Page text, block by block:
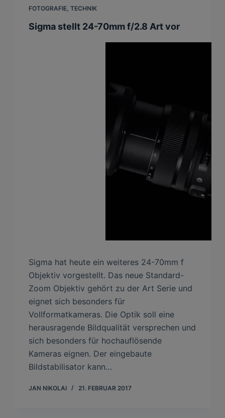
FOTOGRAFIE, TECHNIK
Sigma stellt 24-70mm f/2.8 Art vor
Sigma hat heute ein weiteres 24-70mm f
Objektiv vorgestellt. Das neue Standard-
Zoom Objektiv gehört zu der Art Serie und
eignet sich besonders für
Vollformatkameras. Die Optik soll eine
herausragende Bildqualität versprechen und
sich besonders für hochauflösende
Kameras eignen. Der eingebaute
Bildstabilisator kann…
JAN NIKOLAI 21. FEBRUAR 2017